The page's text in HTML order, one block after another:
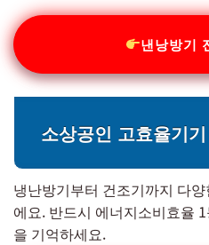
낸낭방기
소상공인 고효율기
냉난방기부터 건조기까지 다
에요. 반드시 에너지소비효율
을 기억하세요.